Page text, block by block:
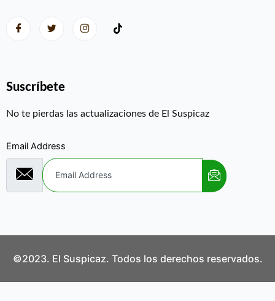
Suscríbete
No te pierdas las actualizaciones de El Suspicaz
Email Address
©2023. El Suspicaz. Todos los derechos reservados.